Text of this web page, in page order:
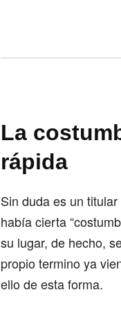
La
rápida
Sin duda es un
había cierta
su lugar, de hecho,
propio termino ya
ello de esta forma.